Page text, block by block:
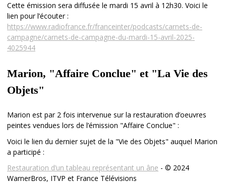
Cette émission sera diffusée le mardi 15 avril à 12h30. Voici le
lien pour l’écouter :
https://www.radiofrance.fr/franceinter/podcasts/carnets-de-
campagne/carnets-de-campagne-du-mardi-15-avril-2025-
4025944
Marion, "Affaire Conclue" et "La Vie des
Objets"
Marion est par 2 fois intervenue sur la restauration d’oeuvres
peintes vendues lors de l’émission "Affaire Conclue" :
Voici le lien du dernier sujet de la "Vie des Objets" auquel Marion
a participé :
Restauration d’un tableau représentant un âne - © 2024
WarnerBros, ITVP et France Télévisions